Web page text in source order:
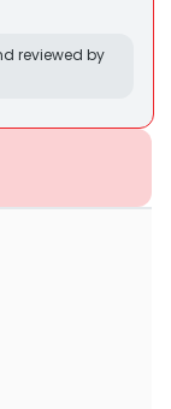
reviewed by